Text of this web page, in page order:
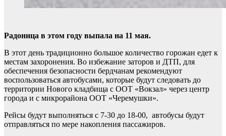
Радоница в этом году выпала на 11 мая.
В этот день традиционно большое количество горожан едет к
местам захоронения. Во избежание заторов и ДТП, для
обеспечения безопасности бердчанам рекомендуют
воспользоваться автобусами, которые будут следовать до
территории Нового кладбища с ООТ «Вокзал» через центр
города и с микрорайона ООТ «Черемушки».
Рейсы будут выполняться с 7-30 до 18-00, автобусы будут
отправляться по мере накопления пассажиров.